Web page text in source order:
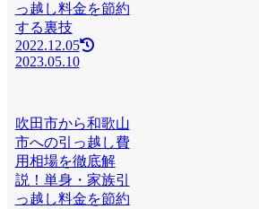
っ越し料金を節約
する裏技
2022.12.05
2023.05.10
吹田市から和歌山
市への引っ越し費
用相場を徹底解
説！単身・家族引
っ越し料金を節約